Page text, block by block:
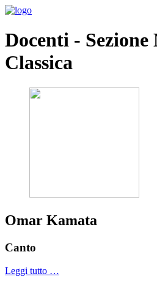
Docenti - Sezione
Classica
Omar Kamata
Canto
Leggi tutto …